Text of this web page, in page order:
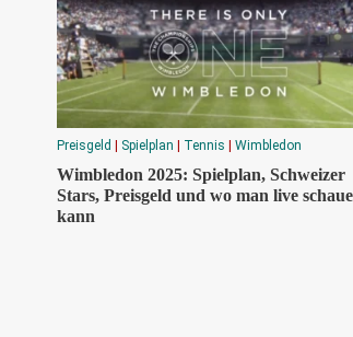
Preisgeld | Spielplan | Tennis | Wimbledon
Wimbledon 2025: Spielplan, Schweizer
Stars, Preisgeld und wo man live
kann